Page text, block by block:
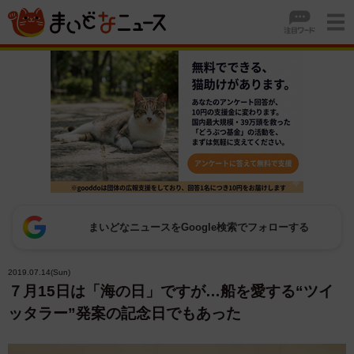
まいどなニュースをGoogle検索でフォローする
2019.07.14(Sun)
７月15日は「海の日」ですが…船を愛する“ツイ
ッタラー”発案の記念日でもあった